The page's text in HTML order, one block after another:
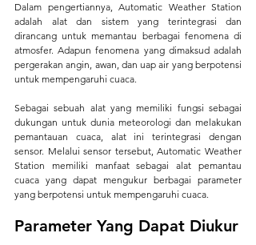
Dalam pengertiannya, Automatic Weather Station
adalah alat dan sistem yang terintegrasi dan
dirancang untuk memantau berbagai fenomena di
atmosfer. Adapun fenomena yang dimaksud adalah
pergerakan angin, awan, dan uap air yang berpotensi
untuk mempengaruhi cuaca.
Sebagai sebuah alat yang memiliki fungsi sebagai
dukungan untuk dunia meteorologi dan melakukan
pemantauan cuaca, alat ini terintegrasi dengan
sensor. Melalui sensor tersebut, Automatic Weather
Station memiliki manfaat sebagai alat pemantau
cuaca yang dapat mengukur berbagai parameter
yang berpotensi untuk mempengaruhi cuaca.
Parameter Yang Dapat Diukur